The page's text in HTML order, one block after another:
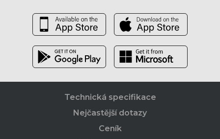
Technická specifikace
Nejčastější dotazy
Ceník